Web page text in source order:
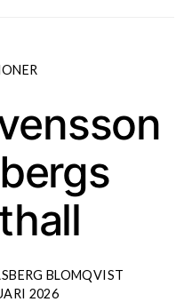
BLOMQVIST
2026